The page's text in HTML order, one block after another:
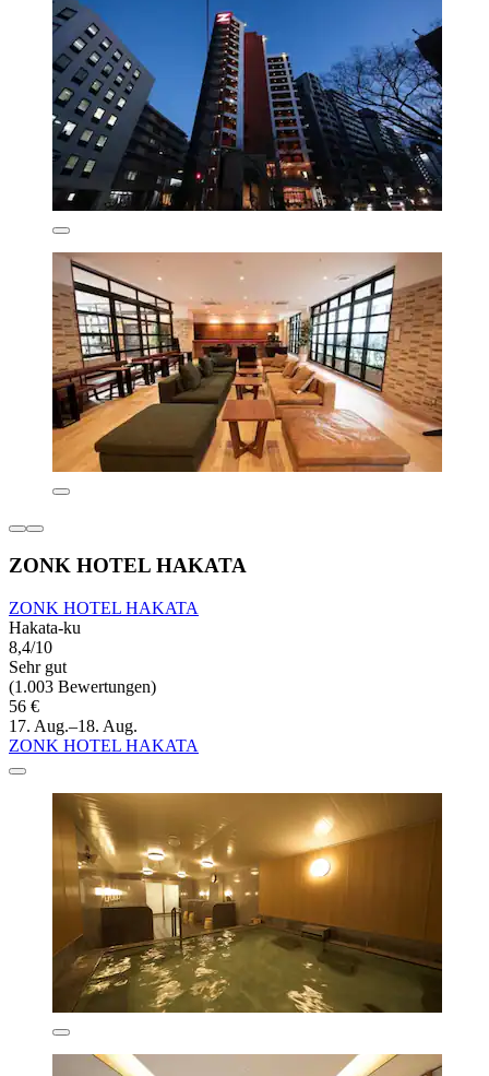
ZONK HOTEL HAKATA
ZONK HOTEL HAKATA
Hakata-ku
8,4/10
Sehr gut
(1.003 Bewertungen)
56 €
17. Aug.–18. Aug.
ZONK HOTEL HAKATA